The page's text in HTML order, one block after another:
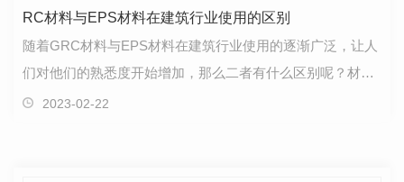
RC材料与EPS材料在建筑行业使用的区别
随着GRC材料与EPS材料在建筑行业使用的逐渐广泛，让人
们对他们的熟悉度开始增加，那么二者有什么区别呢？材质
区别：GRC装饰构件主要以耐碱玻璃纤维为增强辅材，低…
2023-02-22